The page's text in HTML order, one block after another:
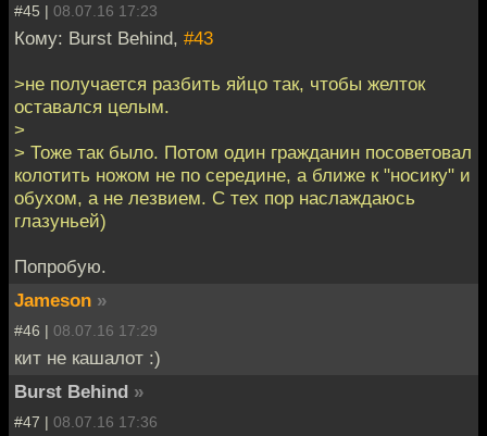
#45 | 08.07.16 17:23
Кому: Burst Behind, #43
>не получается разбить яйцо так, чтобы желток
оставался целым.
>
> Тоже так было. Потом один гражданин посоветовал
колотить ножом не по середине, а ближе к "носику" и
обухом, а не лезвием. С тех пор наслаждаюсь
глазуньей)
Попробую.
Jameson »
#46 | 08.07.16 17:29
кит не кашалот :)
Burst Behind »
#47 | 08.07.16 17:36